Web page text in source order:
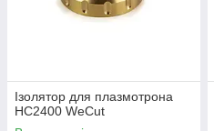
Ізолятор для плазмотрона
HC2400 WeCut